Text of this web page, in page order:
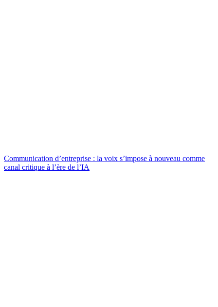
Communication d’entreprise : la voix s’impose à nouveau comme
canal critique à l’ère de l’IA